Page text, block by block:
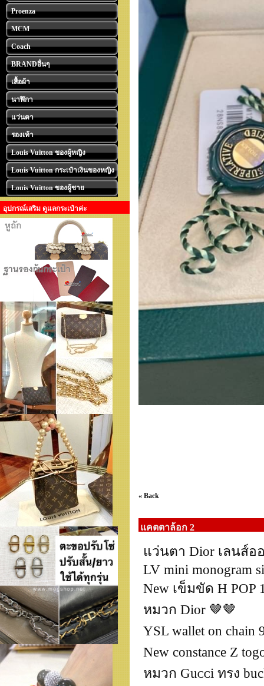
Proenza
MCM
Coach
BRANDอื่นๆ
เสื้อผ้า
นาฬิกา
แว่นตา
รองเท้า
Louis Vuitton ของผู้หญิง
Louis Vuitton กระเป๋าเงินของหญิง
Louis Vuitton ของผู้ชาย
อุปกรณ์เสริม ดูแลกระเป๋าค่ะ
« Back
แคตตาล้อก 2
แว่นตา Dior เลนส์อ
LV mini monogram
New เข็มขัด H POP
หมวก Dior 🤎🤎
YSL wallet on
New constance Z
หมวก Guᴄᴄi ทรง